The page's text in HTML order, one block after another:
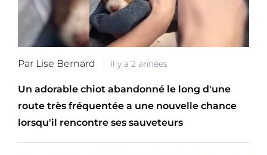
Par Lise Bernard Il y a 2 années
Un adorable chiot abandonné le long d'une
route très fréquentée a une nouvelle chance
lorsqu'il rencontre ses sauveteurs